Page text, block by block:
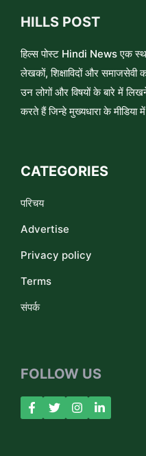
HILLS POST
हिल्स पोस्ट Hindi News एक
लेखकों, शिक्षाविदों और समाजसेवी
उन लोगों और विषयों के बारे में
करते हैं जिन्हे मुख्यधारा के मीडिया
CATEGORIES
परिचय
Advertise
Privacy policy
Terms
संपर्क
FOLLOW US